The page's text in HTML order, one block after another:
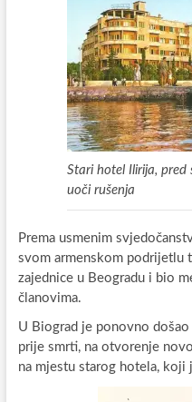
Stari hotel Ilirija, pred
uoči rušenja
Prema usmenim
svom armenskom podrijetlu
zajednice u Beogradu i bio
članovima.
U Biograd je ponovno
prije smrti, na otvorenje
na mjestu starog hotela, koji